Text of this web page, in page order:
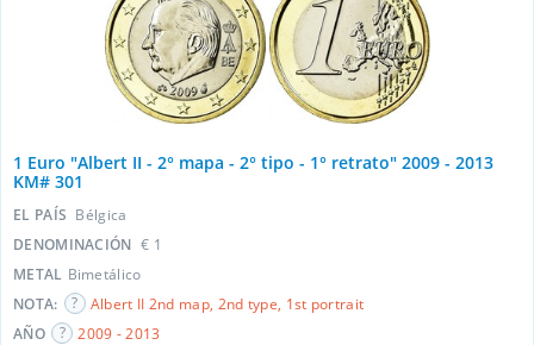
1 Euro "Albert II - 2° mapa - 2° tipo - 1° retrato" 2009 - 2013
KM# 301
EL PAÍS Bélgica
DENOMINACIÓN € 1
METAL Bimetálico
NOTA:
Albert II 2nd map, 2nd type, 1st portrait
AÑO
2009 - 2013